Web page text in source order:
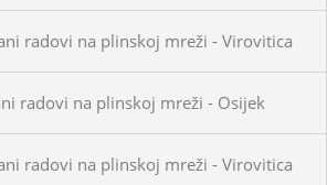
radovi na plinskoj mreži - Virovitica
radovi na plinskoj mreži - Osijek
radovi na plinskoj mreži - Virovitica